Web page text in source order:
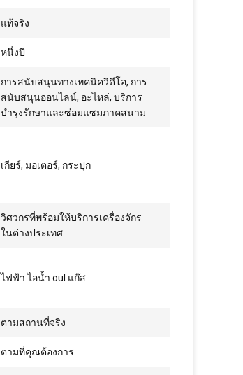
แท้จริง
หนึ่งปี
การสนับสนุนทางเทคนิควิดีโอ, การ
สนับสนุนออนไลน์, อะไหล่, บริการ
บำรุงรักษาและซ่อมแซมภาคสนาม
เกียร์, มอเตอร์, กระปุก
วิศวกรที่พร้อมให้บริการเครื่องจักร
ในต่างประเทศ
ไฟฟ้า ไอน้ำ oul แก๊ส
ตามสถานที่จริง
ตามที่คุณต้องการ